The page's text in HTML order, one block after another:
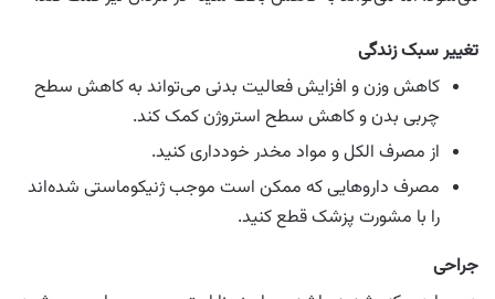
تغییر سبک زندگی
کاهش وزن و افزایش فعالیت بدنی می‌تواند به کاهش سطح
چربی بدن و کاهش سطح استروژن کمک کند.
از مصرف الکل و مواد مخدر خودداری کنید.
مصرف داروهایی که ممکن است موجب ژنیکوماستی شده‌اند
را با مشورت پزشک قطع کنید.
جراحی